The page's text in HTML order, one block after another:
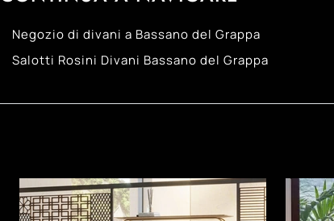
Negozio di divani a Bassano del Grappa
Salotti Rosini Divani Bassano del Grappa